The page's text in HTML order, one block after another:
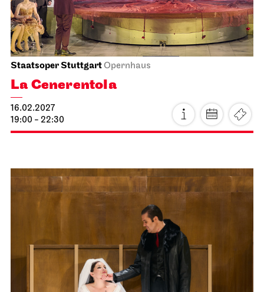
Staatsoper StuttgartOpernhaus
La Cenerentola
16.02.2027
19:00 - 22:30